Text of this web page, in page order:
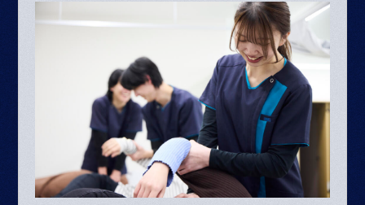
・基本給 193,072～385,264円
・固定残業代 34,281円～68,406円（25時間）
ボーナス・賞与（業績に応じて年2回）
昇給 半年に1回査定
※給与は経験や能力により決定
※試用期間6ヶ月（期間中の条件変更なし）
※固定残業時間を超えた場合は超過分別途支給